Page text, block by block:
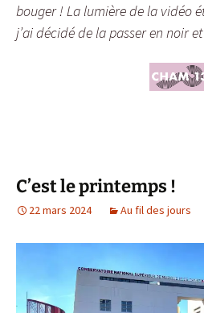
bouger ! La lumière de la vidéo
j’ai décidé de la passer en noir
C’est le printemps !
22 mars 2024 Au fil des jours